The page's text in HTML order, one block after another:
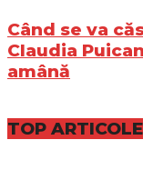
Când se va
Claudia
amână
TOP ARTICOLE